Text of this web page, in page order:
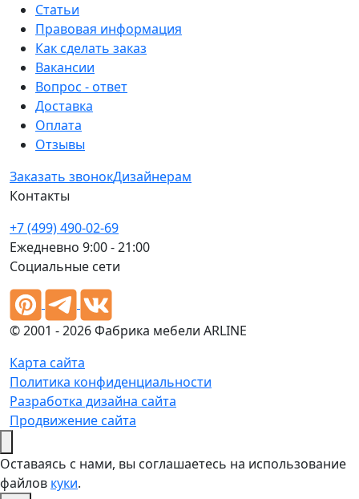
Статьи
Правовая информация
Как сделать заказ
Вакансии
Вопрос - ответ
Доставка
Оплата
Отзывы
Заказать звонокДизайнерам
Контакты
+7 (499) 490-02-69
Ежедневно 9:00 - 21:00
Социальные сети
© 2001 - 2026 Фабрика мебели ARLINE
Карта сайта
Политика конфиденциальности
Разработка дизайна сайта
Продвижение сайта
Оставаясь с нами, вы соглашаетесь на использование
файлов куки.